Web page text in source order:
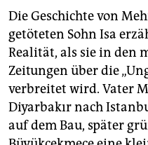
Die Geschichte von
getöteten Sohn Isa
Realität, als sie in den
Zeitungen über die
verbreitet wird. Vater
Diyarbakır nach
auf dem Bau, später